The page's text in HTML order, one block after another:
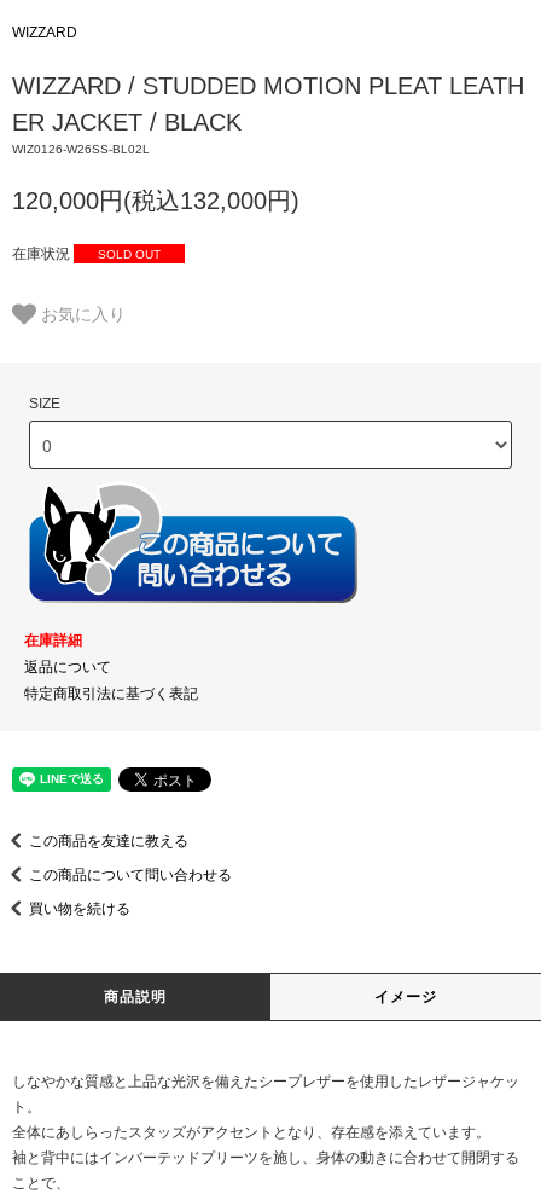
WIZZARD
WIZZARD / STUDDED MOTION PLEAT LEATH
ER JACKET / BLACK
WIZ0126-W26SS-BL02L
120,000円(税込132,000円)
在庫状況 SOLD OUT
お気に入り
SIZE
在庫詳細
返品について
特定商取引法に基づく表記
この商品を友達に教える
この商品について問い合わせる
買い物を続ける
商品説明 イメージ
しなやかな質感と上品な光沢を備えたシープレザーを使用したレザージャケッ
ト。
全体にあしらったスタッズがアクセントとなり、存在感を添えています。
袖と背中にはインバーテッドプリーツを施し、身体の動きに合わせて開閉する
ことで、